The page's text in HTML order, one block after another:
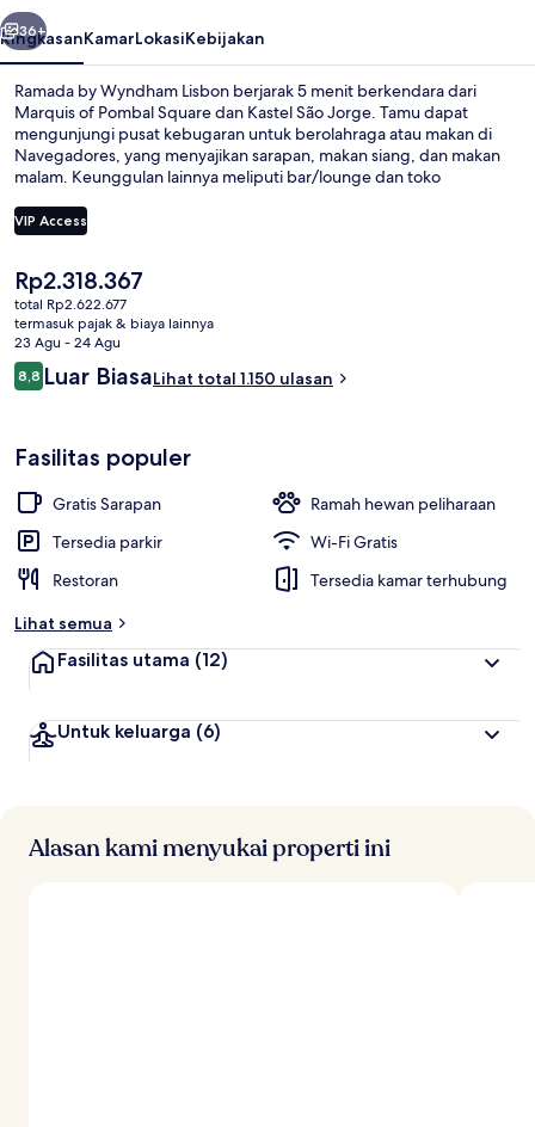
Berikutnya
36+
RingkasanKamarLokasiKebijakan
Ramada by Wyndham Lisbon berjarak 5 menit berkendara dari
Marquis of Pombal Square dan Kastel São Jorge. Tamu dapat
mengunjungi pusat kebugaran untuk berolahraga atau makan di
Navegadores, yang menyajikan sarapan, makan siang, dan makan
malam. Keunggulan lainnya meliputi bar/lounge dan toko
transportasi umum: hanya beberapa langkah dari Stasiun Olaias dan
Stasiun Alameda hanya 14 menit.
VIP Access
Harga
saat
ini
Rp2.318.367
Rp2.318.367
total Rp2.622.677
termasuk pajak & biaya lainnya
23 Agu - 24 Agu
Ulasan
8,88,8 dari 10
Luar BiasaLihat total 1.150 ulasan
Fasilitas populer
Gratis Sarapan
Ramah hewan peliharaan
Tersedia parkir
Wi-Fi Gratis
Restoran
Tersedia kamar terhubung
Lihat semua
Fasilitas utama (12)
Untuk keluarga (6)
Alasan kami menyukai properti ini